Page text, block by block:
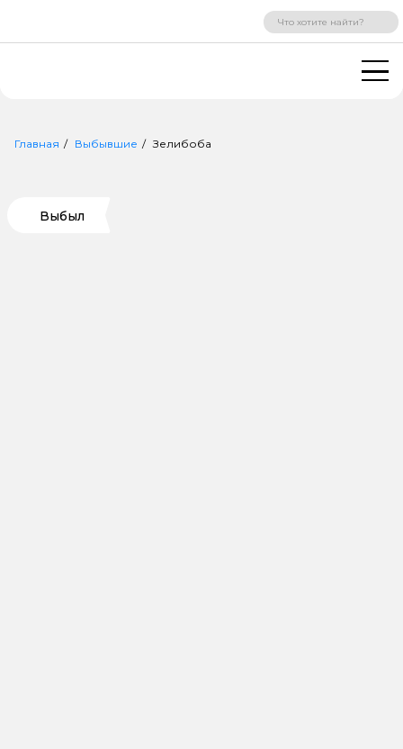
ВХОД РЕГИСТРАЦИЯ
Главная Выбывшие Зелибоба
Выбыл